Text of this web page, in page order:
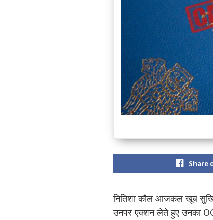
Share
नितिशा कौल आजकल खूब
उनपर एक्शन लेते हुए उनका